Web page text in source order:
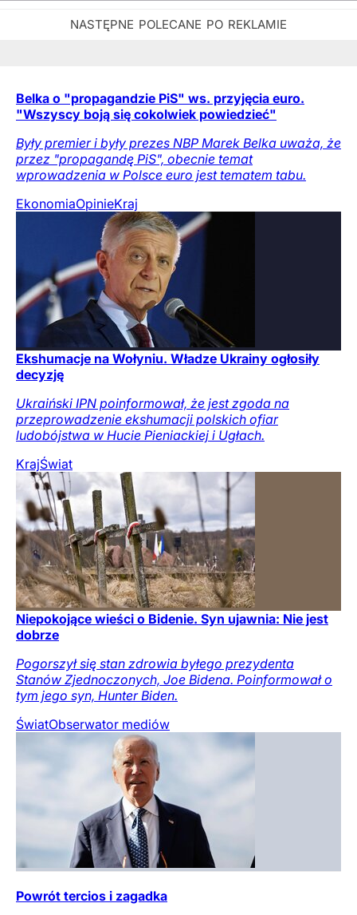
Belka o "propagandzie PiS" ws. przyjęcia euro.
"Wszyscy boją się cokolwiek powiedzieć"
Były premier i były prezes NBP Marek Belka uważa, że
przez "propagandę PiS", obecnie temat
wprowadzenia w Polsce euro jest tematem tabu.
EkonomiaOpinieKraj
Ekshumacje na Wołyniu. Władze Ukrainy ogłosiły
decyzję
Ukraiński IPN poinformował, że jest zgoda na
przeprowadzenie ekshumacji polskich ofiar
ludobójstwa w Hucie Pieniackiej i Ugłach.
KrajŚwiat
Niepokojące wieści o Bidenie. Syn ujawnia: Nie jest
dobrze
Pogorszył się stan zdrowia byłego prezydenta
Stanów Zjednoczonych, Joe Bidena. Poinformował o
tym jego syn, Hunter Biden.
ŚwiatObserwator mediów
Powrót tercios i zagadka